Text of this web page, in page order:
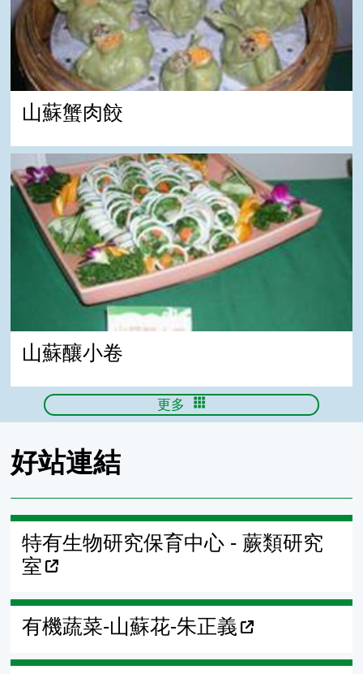
山蘇蟹肉餃
山蘇釀小卷
山蘇釀小卷
更多
好站連結
特有生物研究保育中心 - 蕨類研究
室
有機蔬菜-山蘇花-朱正義